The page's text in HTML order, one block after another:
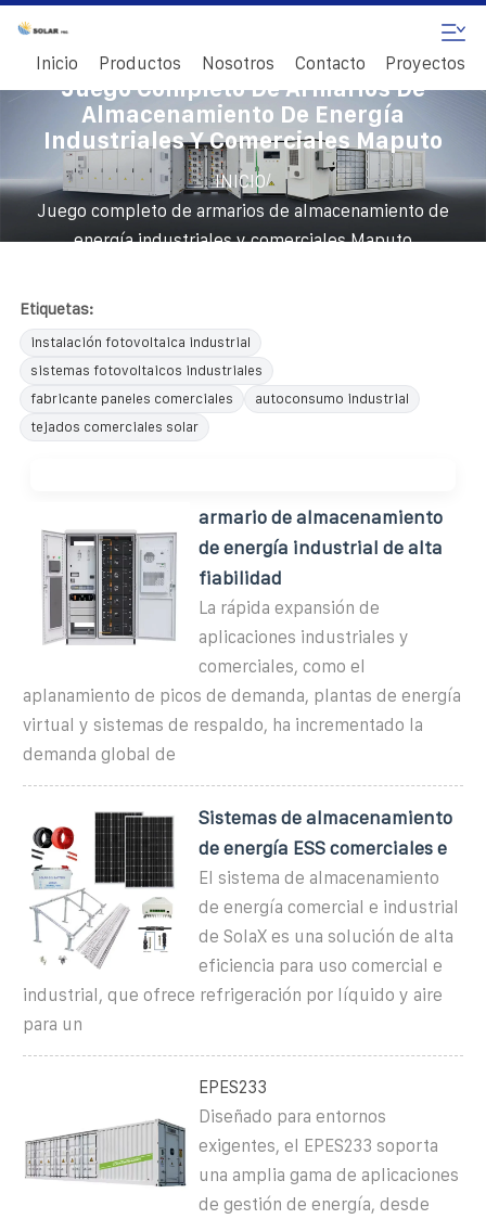
Inicio Productos Nosotros Contacto Proyectos
Juego Completo De Armarios De
Almacenamiento De Energía
Industriales Y Comerciales Maputo
INICIO/
Juego completo de armarios de almacenamiento de
energía industriales y comerciales Maputo
Etiquetas:
instalación fotovoltaica industrial
sistemas fotovoltaicos industriales
fabricante paneles comerciales
autoconsumo industrial
tejados comerciales solar
armario de almacenamiento
de energía industrial de alta
fiabilidad
La rápida expansión de
aplicaciones industriales y
comerciales, como el
aplanamiento de picos de demanda, plantas de energía
virtual y sistemas de respaldo, ha incrementado la
demanda global de
Sistemas de almacenamiento
de energía ESS comerciales e
El sistema de almacenamiento
de energía comercial e industrial
de SolaX es una solución de alta
eficiencia para uso comercial e
industrial, que ofrece refrigeración por líquido y aire
para un
EPES233
Diseñado para entornos
exigentes, el EPES233 soporta
una amplia gama de aplicaciones
de gestión de energía, desde